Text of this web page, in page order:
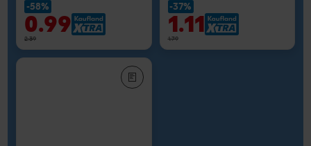
-58%
0.99
2.39
-37%
1.11
1.79